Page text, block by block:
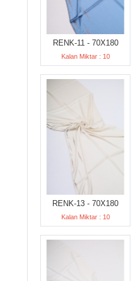
RENK-11 - 70X180
Kalan Miktar : 10
RENK-13 - 70X180
Kalan Miktar : 10